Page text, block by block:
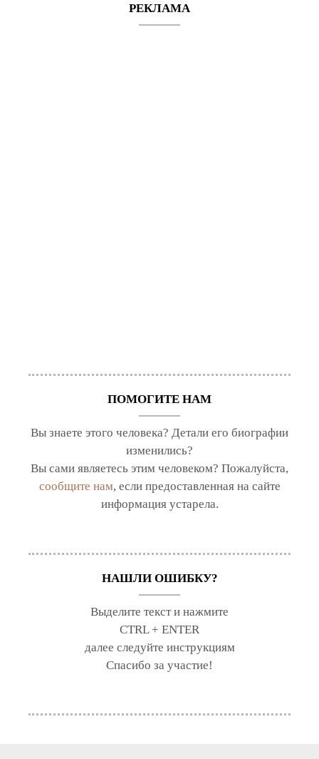
РЕКЛАМА
ПОМОГИТЕ НАМ
Вы знаете этого человека? Детали его биографии
изменились?
Вы сами являетесь этим человеком? Пожалуйста,
сообщите нам, если предоставленная на сайте
информация устарела.
НАШЛИ ОШИБКУ?
Выделите текст и нажмите
CTRL + ENTER
далее следуйте инструкциям
Спасибо за участие!